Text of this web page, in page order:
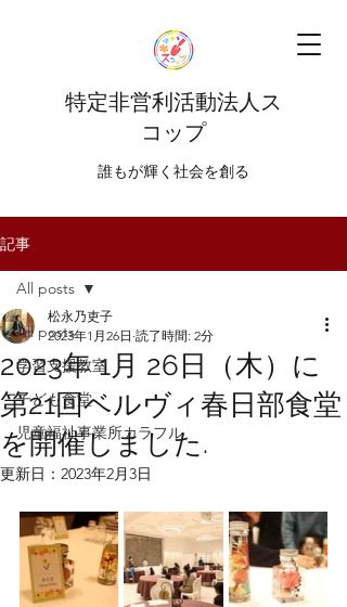
特定非営利活動法人ス
コップ
​​誰もが輝く社会を創る
記事
All posts
学習支援教室
子ども食堂
児童福祉事業所カラフル
All posts
2023年 1月 26日（木）に
第21回ベルヴィ春日部食堂
を開催しました.
松永乃吏子
2023年1月26日 読了時間: 2分
更新日： 2023年2月3日